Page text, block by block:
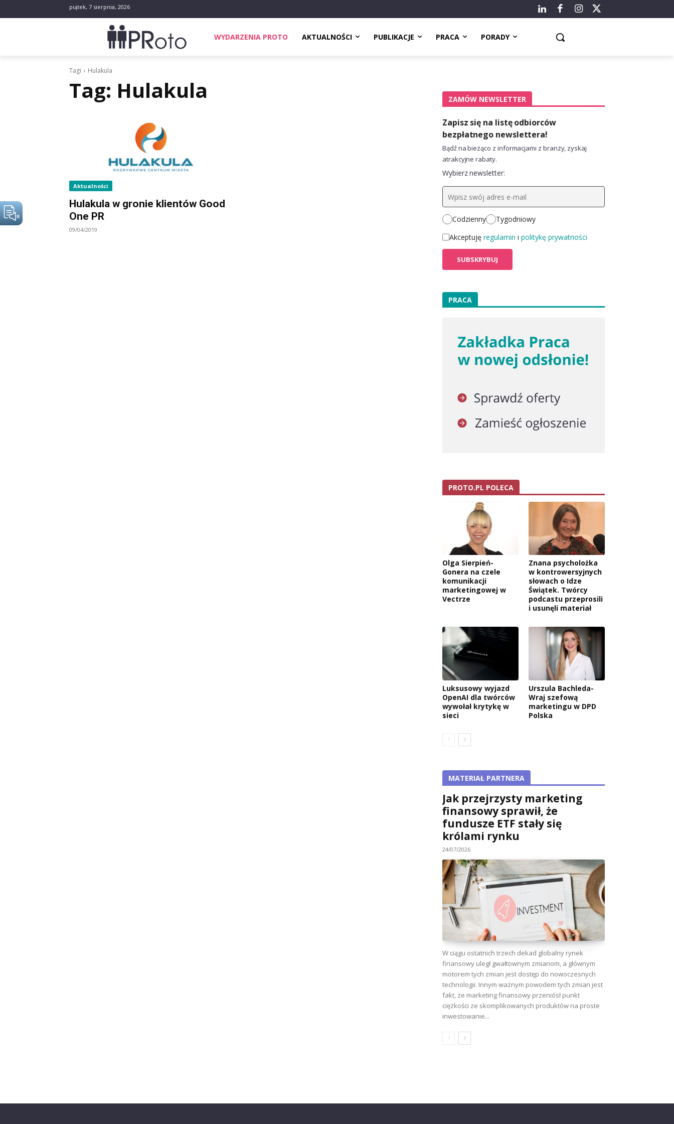
piątek, 7 sierpnia, 2026
WYDARZENIA PROTO AKTUALNOŚCI PUBLIKACJE PRACA PORADY
Tagi Hulakula
Tag: Hulakula
Aktualności
Hulakula w gronie klientów Good
One PR
09/04/2019
ZAMÓW NEWSLETTER
Zapisz się na listę odbiorców
bezpłatnego newslettera!
Bądź na bieżąco z informacjami z branży, zyskaj
atrakcyjne rabaty.
Wybierz newsletter:
Codzienny
Tygodniowy
Akceptuję regulamin i politykę prywatności
PRACA
PROTO.PL POLECA
Olga Sierpień-
Gonera na czele
komunikacji
marketingowej w
Vectrze
Znana psycholożka
w kontrowersyjnych
słowach o Idze
Świątek. Twórcy
podcastu przeprosili
i usunęli materiał
Luksusowy wyjazd
OpenAI dla twórców
wywołał krytykę w
sieci
Urszula Bachleda-
Wraj szefową
marketingu w DPD
Polska
MATERIAŁ PARTNERA
Jak przejrzysty marketing
finansowy sprawił, że
fundusze ETF stały się
królami rynku
24/07/2026
W ciągu ostatnich trzech dekad globalny rynek
finansowy uległ gwałtownym zmianom, a głównym
motorem tych zmian jest dostęp do nowoczesnych
technologii. Innym ważnym powodem tych zmian jest
fakt, że marketing finansowy przeniósł punkt
ciężkości ze skomplikowanych produktów na proste
inwestowanie...